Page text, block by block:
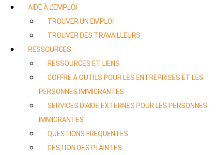
AIDE À L’EMPLOI
TROUVER UN EMPLOI
TROUVER DES TRAVAILLEURS
RESSOURCES
RESSOURCES ET LIENS
COFFRE À OUTILS POUR LES ENTREPRISES ET LES
PERSONNES IMMIGRANTES
SERVICES D’AIDE EXTERNES POUR LES PERSONNES
IMMIGRANTES
QUESTIONS FRÉQUENTES
GESTION DES PLAINTES